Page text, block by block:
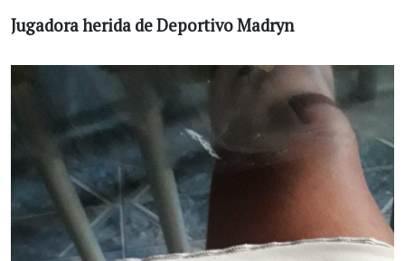
Jugadora herida de Deportivo Madryn